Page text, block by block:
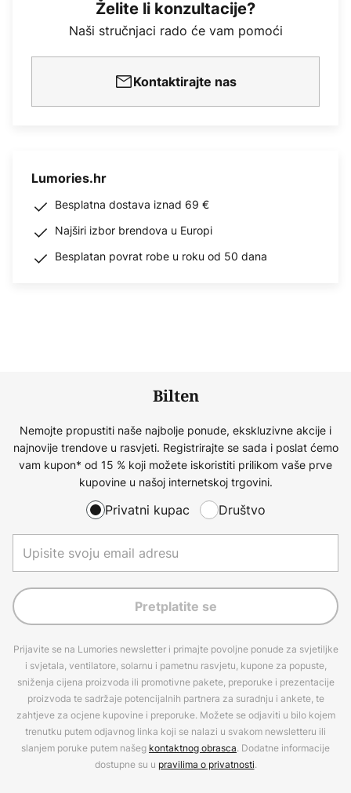
Želite li konzultacije?
Naši stručnjaci rado će vam pomoći
Kontaktirajte nas
Lumories.hr
Besplatna dostava iznad 69 €
Najširi izbor brendova u Europi
Besplatan povrat robe u roku od 50 dana
Bilten
Nemojte propustiti naše najbolje ponude, ekskluzivne akcije i
najnovije trendove u rasvjeti. Registrirajte se sada i poslat ćemo
vam kupon* od 15 % koji možete iskoristiti prilikom vaše prve
kupovine u našoj internetskoj trgovini.
Privatni kupac Društvo
Pretplatite se
Prijavite se na Lumories newsletter i primajte povoljne ponude za svjetiljke
i svjetala, ventilatore, solarnu i pametnu rasvjetu, kupone za popuste,
sniženja cijena proizvoda ili promotivne pakete, preporuke i prezentacije
proizvoda te sadržaje potencijalnih partnera za suradnju i ankete, te
zahtjeve za ocjene kupovine i preporuke. Možete se odjaviti u bilo kojem
trenutku putem odjavnog linka koji se nalazi u svakom newsletteru ili
slanjem poruke putem našeg kontaktnog obrasca. Dodatne informacije
dostupne su u pravilima o privatnosti.